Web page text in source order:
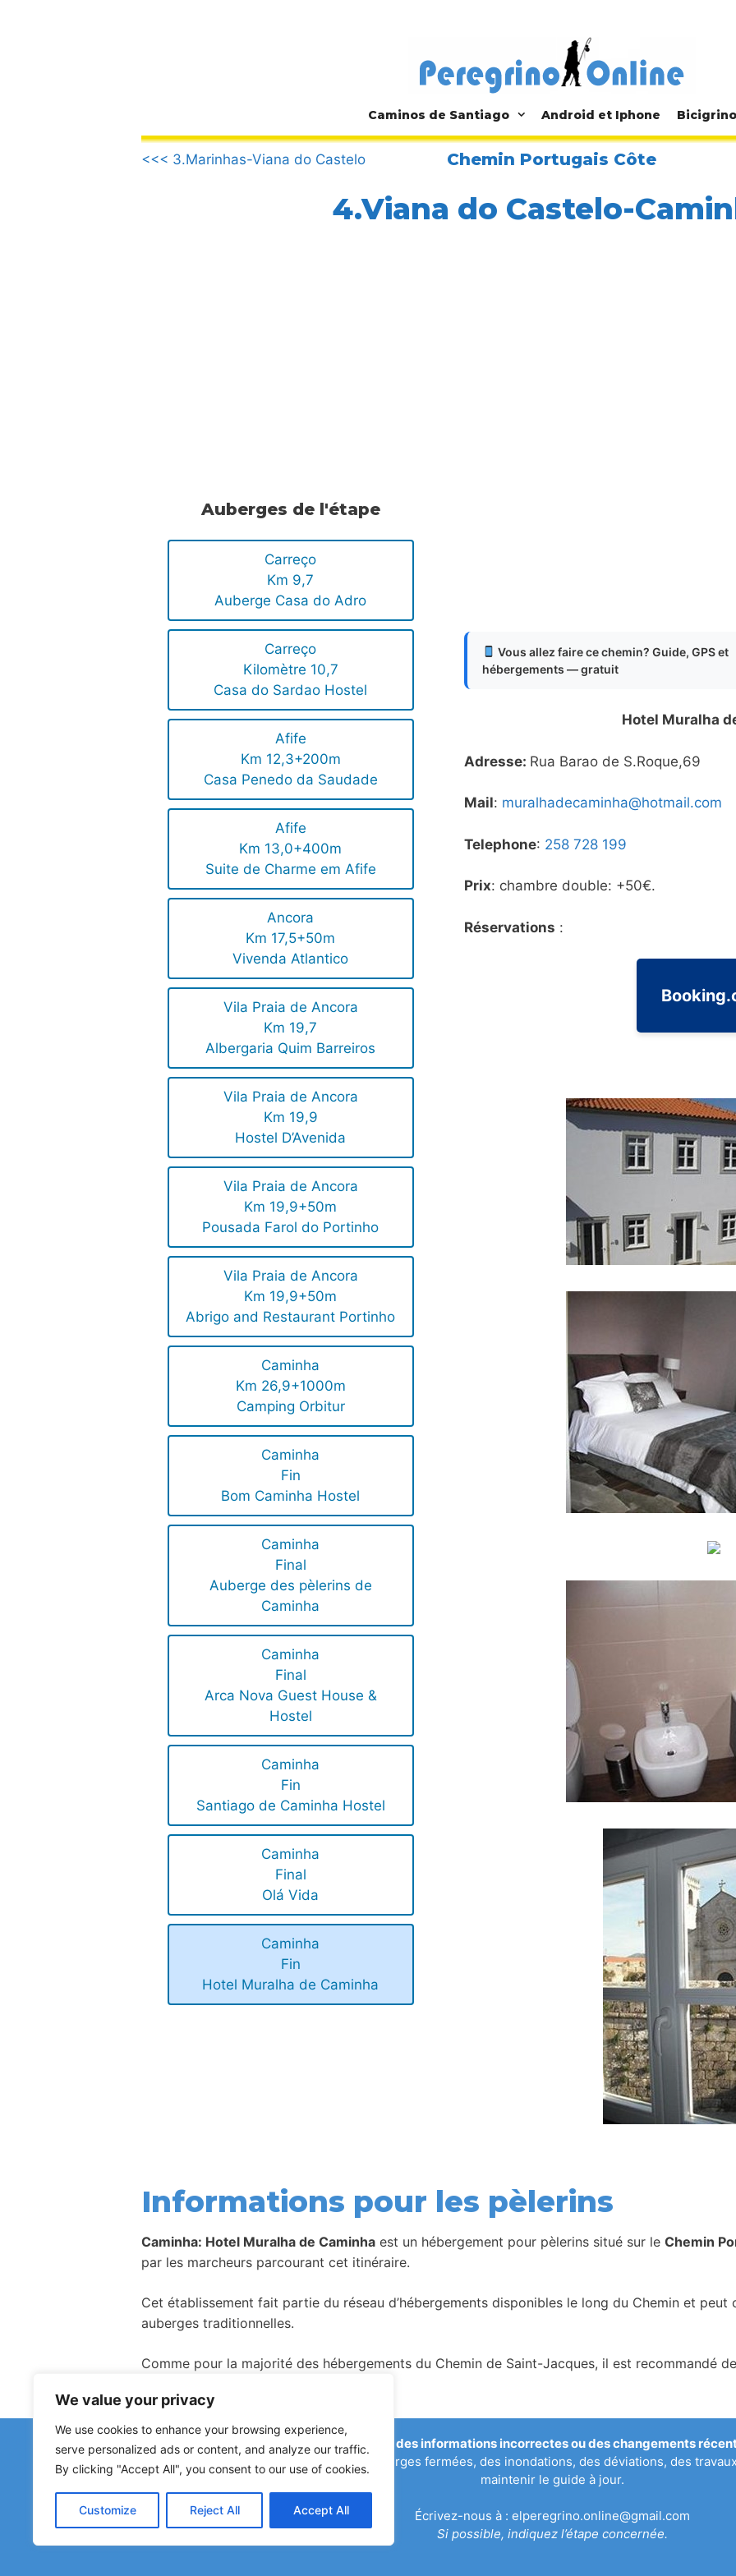
We value your privacy
We use cookies to enhance your browsing experience,
serve personalized ads or content, and analyze our traffic.
By clicking "Accept All", you consent to our use of cookies.
Customize Reject All Accept All
Caminos de Santiago Android et Iphone Bicigrino
.
<<< 3.Marinhas-Viana do Castelo
Chemin Portugais Côte
4.Viana do Castelo-
Auberges de l'étape
Carreço
Km 9,7
Auberge Casa do Adro
Carreço
Kilomètre 10,7
Casa do Sardao Hostel
Afife
Km 12,3+200m
Casa Penedo da Saudade
Afife
Km 13,0+400m
Suite de Charme em Afife
Ancora
Km 17,5+50m
Vivenda Atlantico
Vila Praia de Ancora
Km 19,7
Albergaria Quim Barreiros
Vila Praia de Ancora
Km 19,9
Hostel D’Avenida
Vila Praia de Ancora
Km 19,9+50m
Pousada Farol do Portinho
Vila Praia de Ancora
Km 19,9+50m
Abrigo and Restaurant Portinho
Caminha
Km 26,9+1000m
Camping Orbitur
Caminha
Fin
Bom Caminha Hostel
Caminha
Final
Auberge des pèlerins de
Caminha
Caminha
Final
Arca Nova Guest House &
Hostel
Caminha
Fin
Santiago de Caminha Hostel
Caminha
Final
Olá Vida
Caminha
Fin
Hotel Muralha de Caminha
Vous allez faire ce chemin? Guide, GPS et
hébergements — gratuit
Hotel Muralha
Adresse: Rua Barao de S.Roque,69
Mail: muralhadecaminha@hotmail.com
Telephone: 258 728 199
Prix: chambre double: +50€.
Réservations :
Informations pour les pèlerins
Caminha: Hotel Muralha de Caminha est un hébergement pour pèlerins situé sur le Chemin
par les marcheurs parcourant cet itinéraire.
Cet établissement fait partie du réseau d’hébergements disponibles le long du Chemin et
auberges traditionnelles.
Comme pour la majorité des hébergements du Chemin de Saint-Jacques, il est recommandé
Avez-vous remarqué des informations incorrectes ou des changements
Les signalements concernant des auberges fermées, des inondations, des déviations, des
maintenir le guide à jour.
Écrivez-nous à : elperegrino.online@gmail.com
Si possible, indiquez l’étape concernée.